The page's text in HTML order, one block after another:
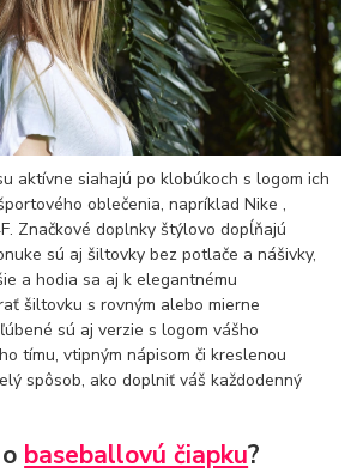
aktívne siahajú po klobúkoch s logom ich
oblečenia, napríklad Nike ,
Značkové doplnky štýlovo dopĺňajú
sú aj šiltovky bez potlače a nášivky,
a hodia sa aj k elegantnému
šiltovku s rovným alebo mierne
sú aj verzie s logom vášho
tímu, vtipným nápisom či kreslenou
spôsob, ako doplniť váš každodenný
baseballovú čiapku?